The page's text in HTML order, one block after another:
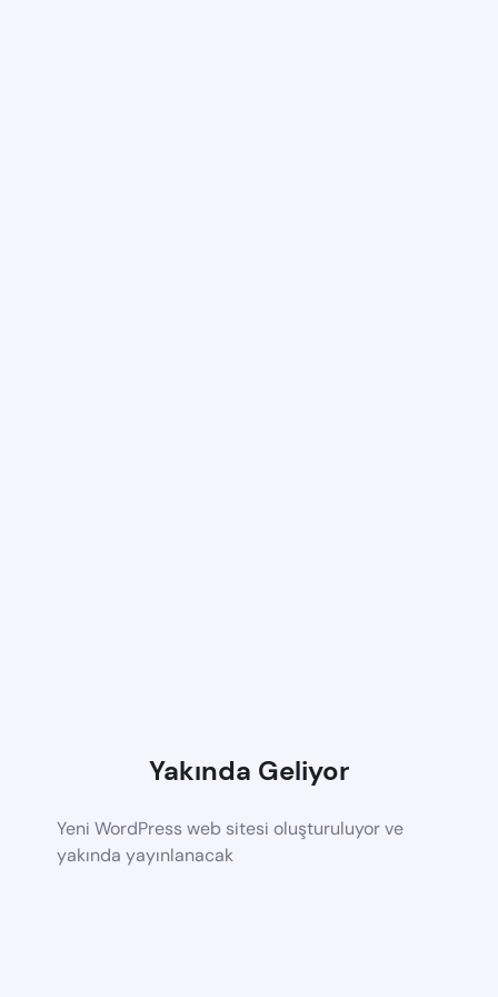
Yakında Geliyor
Yeni WordPress web sitesi oluşturuluyor ve
yakında yayınlanacak